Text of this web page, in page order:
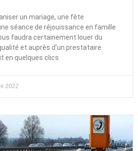
un mariage, une fête
séance de réjouissance en famille
faudra certainement louer du
et auprès d’un prestataire
en quelques clics
2022